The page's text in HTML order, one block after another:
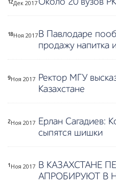
12Дек 2017
18Ноя 2017В Павлодаре
продажу напитка
9Ноя 2017 Ректор МГУ
Казахстане
2Ноя 2017 Ерлан Сагадиев:
сыпятся шишки
1 Ноя 2017 В КАЗАХСТАНЕ
АПРОБИРУЮТ В